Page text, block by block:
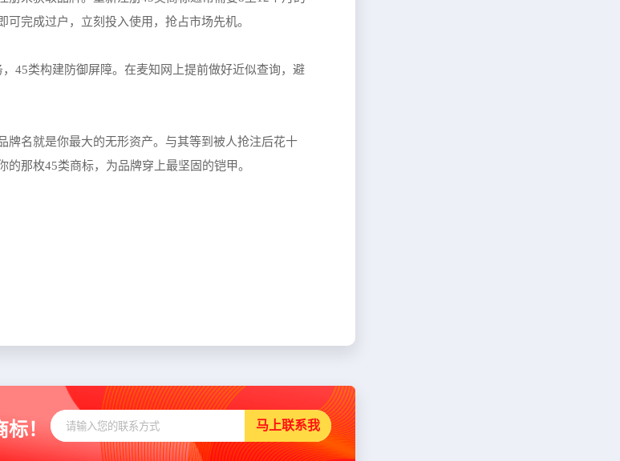
完成过户，立刻投入使用，抢占市场先机。
45类构建防御屏障。在麦知网上提前做好近似查询，避
名就是你最大的无形资产。与其等到被人抢注后花十
那枚45类商标，为品牌穿上最坚固的铠甲。
标！ 马上联系我